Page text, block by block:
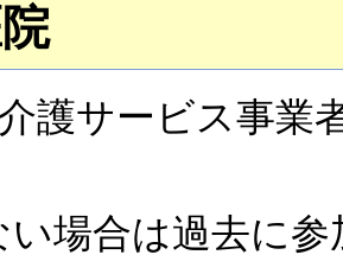
護サービス事業
い場合は過去に